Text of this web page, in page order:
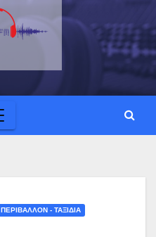
ΠΕΡΙΒΑΛΛΟΝ - ΤΑΞΙΔΙΑ